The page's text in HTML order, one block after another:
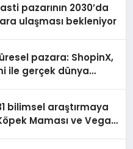
pazarının 2030’da
ulaşması bekleniyor
pazara: ShopinX,
ile gerçek dünya
bilimsel araştırmaya
Maması ve Vegan